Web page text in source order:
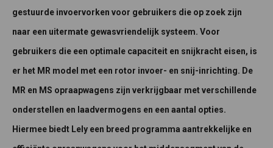
gestuurde invoervorken voor gebruikers die op zoek zijn
naar een uitermate gewasvriendelijk systeem. Voor
gebruikers die een optimale capaciteit en snijkracht eisen, is
er het MR model met een rotor invoer- en snij-inrichting. De
MR en MS opraapwagens zijn verkrijgbaar met verschillende
onderstellen en laadvermogens en een aantal opties.
Hiermee biedt Lely een breed programma aantrekkelijke en